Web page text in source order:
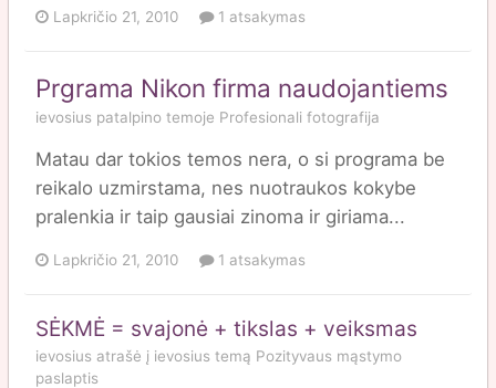
Lapkričio 21, 2010 1 atsakymas
Prgrama Nikon firma naudojantiems
ievosius patalpino temoje Profesionali fotografija
Matau dar tokios temos nera, o si programa be
reikalo uzmirstama, nes nuotraukos kokybe
pralenkia ir taip gausiai zinoma ir giriama...
Lapkričio 21, 2010 1 atsakymas
SĖKMĖ = svajonė + tikslas + veiksmas
ievosius atrašė į ievosius temą Pozityvaus mąstymo
paslaptis